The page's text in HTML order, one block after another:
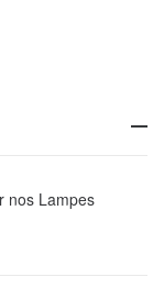
nos Lampes